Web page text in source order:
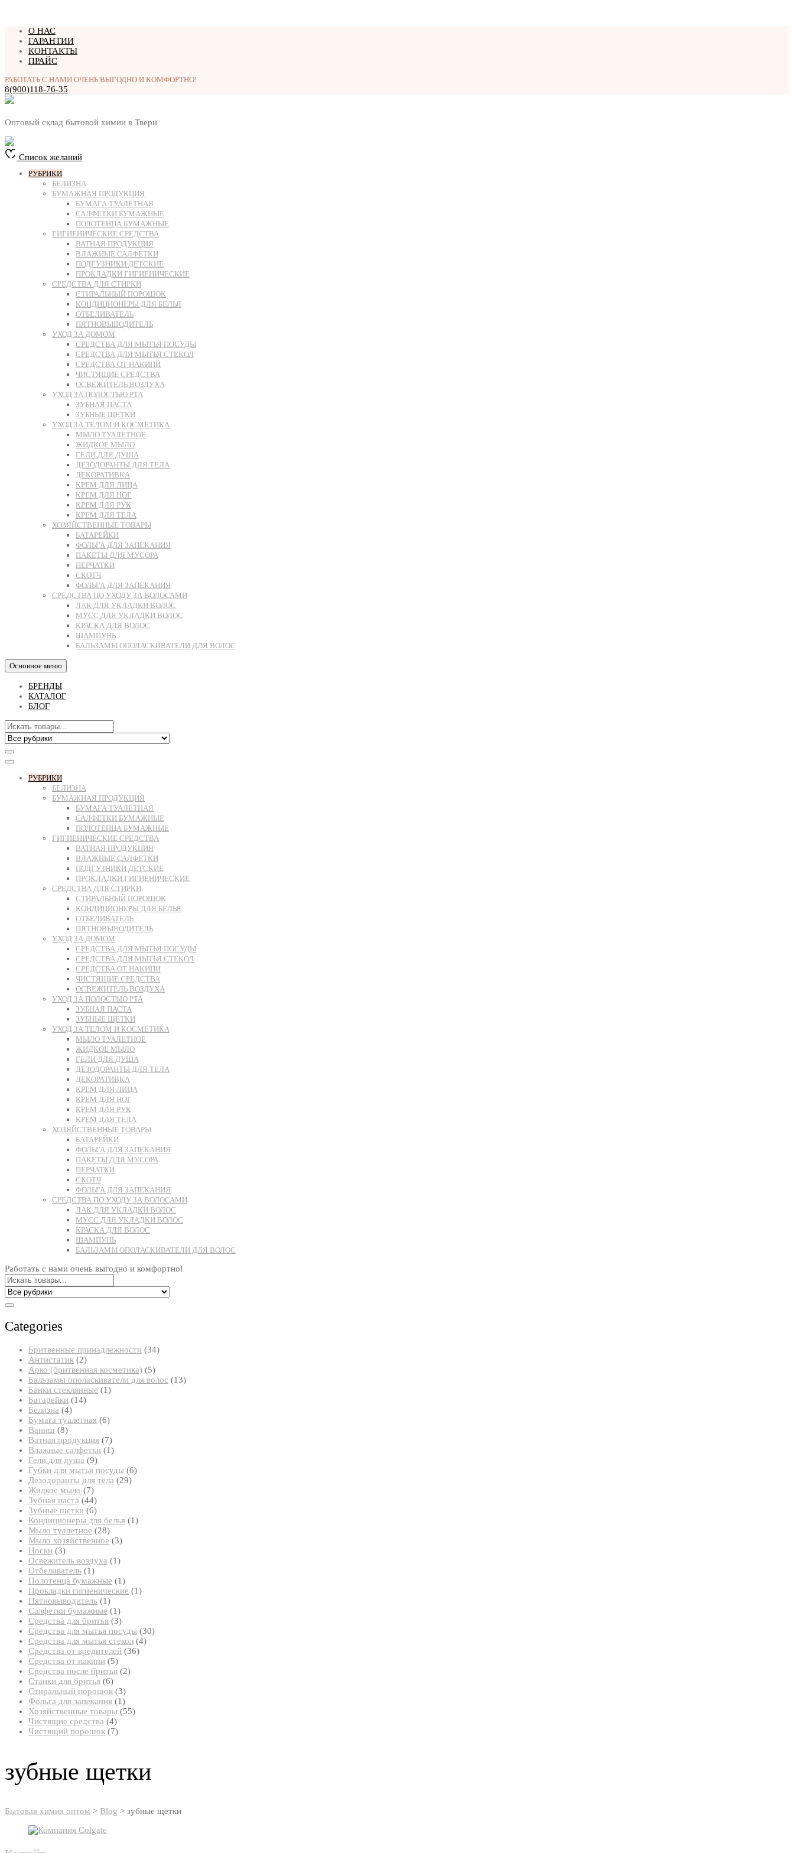
Перейти
содержимому
О НАС
ГАРАНТИИ
КОНТАКТЫ
ПРАЙС
РАБОТАТЬ С НАМИ ОЧЕНЬ ВЫГОДНО И КОМФОРТНО!
8(900)118-76-35
Оптовый склад бытовой химии в Твери
Список желаний
РУБРИКИ
БЕЛИЗНА
БУМАЖНАЯ ПРОДУКЦИЯ
БУМАГА ТУАЛЕТНАЯ
САЛФЕТКИ БУМАЖНЫЕ
ПОЛОТЕНЦА БУМАЖНЫЕ
ГИГИЕНИЧЕСКИЕ СРЕДСТВА
ВАТНАЯ ПРОДУКЦИЯ
ВЛАЖНЫЕ САЛФЕТКИ
ПОДГУЗНИКИ ДЕТСКИЕ
ПРОКЛАДКИ ГИГИЕНИЧЕСКИЕ
СРЕДСТВА ДЛЯ СТИРКИ
СТИРАЛЬНЫЙ ПОРОШОК
КОНДИЦИОНЕРЫ ДЛЯ БЕЛЬЯ
ОТБЕЛИВАТЕЛЬ
ПЯТНОВЫВОДИТЕЛЬ
УХОД ЗА ДОМОМ
СРЕДСТВА ДЛЯ МЫТЬЯ ПОСУДЫ
СРЕДСТВА ДЛЯ МЫТЬЯ СТЕКОЛ
СРЕДСТВА ОТ НАКИПИ
ЧИСТЯЩИЕ СРЕДСТВА
ОСВЕЖИТЕЛЬ ВОЗДУХА
УХОД ЗА ПОЛОСТЬЮ РТА
ЗУБНАЯ ПАСТА
ЗУБНЫЕ ЩЕТКИ
УХОД ЗА ТЕЛОМ И КОСМЕТИКА
МЫЛО ТУАЛЕТНОЕ
ЖИДКОЕ МЫЛО
ГЕЛИ ДЛЯ ДУША
ДЕЗОДОРАНТЫ ДЛЯ ТЕЛА
ДЕКОРАТИВКА
КРЕМ ДЛЯ ЛИЦА
КРЕМ ДЛЯ НОГ
КРЕМ ДЛЯ РУК
КРЕМ ДЛЯ ТЕЛА
ХОЗЯЙСТВЕННЫЕ ТОВАРЫ
БАТАРЕЙКИ
ФОЛЬГА ДЛЯ ЗАПЕКАНИЯ
ПАКЕТЫ ДЛЯ МУСОРА
ПЕРЧАТКИ
СКОТЧ
ФОЛЬГА ДЛЯ ЗАПЕКАНИЯ
СРЕДСТВА ПО УХОДУ ЗА ВОЛОСАМИ
ЛАК ДЛЯ УКЛАДКИ ВОЛОС
МУСС ДЛЯ УКЛАДКИ ВОЛОС
КРАСКА ДЛЯ ВОЛОС
ШАМПУНЬ
БАЛЬЗАМЫ ОПОЛАСКИВАТЕЛИ ДЛЯ ВОЛОС
Основное меню
БРЕНДЫ
КАТАЛОГ
БЛОГ
РУБРИКИ
БЕЛИЗНА
БУМАЖНАЯ ПРОДУКЦИЯ
БУМАГА ТУАЛЕТНАЯ
САЛФЕТКИ БУМАЖНЫЕ
ПОЛОТЕНЦА БУМАЖНЫЕ
ГИГИЕНИЧЕСКИЕ СРЕДСТВА
ВАТНАЯ ПРОДУКЦИЯ
ВЛАЖНЫЕ САЛФЕТКИ
ПОДГУЗНИКИ ДЕТСКИЕ
ПРОКЛАДКИ ГИГИЕНИЧЕСКИЕ
СРЕДСТВА ДЛЯ СТИРКИ
СТИРАЛЬНЫЙ ПОРОШОК
КОНДИЦИОНЕРЫ ДЛЯ БЕЛЬЯ
ОТБЕЛИВАТЕЛЬ
ПЯТНОВЫВОДИТЕЛЬ
УХОД ЗА ДОМОМ
СРЕДСТВА ДЛЯ МЫТЬЯ ПОСУДЫ
СРЕДСТВА ДЛЯ МЫТЬЯ СТЕКОЛ
СРЕДСТВА ОТ НАКИПИ
ЧИСТЯЩИЕ СРЕДСТВА
ОСВЕЖИТЕЛЬ ВОЗДУХА
УХОД ЗА ПОЛОСТЬЮ РТА
ЗУБНАЯ ПАСТА
ЗУБНЫЕ ЩЕТКИ
УХОД ЗА ТЕЛОМ И КОСМЕТИКА
МЫЛО ТУАЛЕТНОЕ
ЖИДКОЕ МЫЛО
ГЕЛИ ДЛЯ ДУША
ДЕЗОДОРАНТЫ ДЛЯ ТЕЛА
ДЕКОРАТИВКА
КРЕМ ДЛЯ ЛИЦА
КРЕМ ДЛЯ НОГ
КРЕМ ДЛЯ РУК
КРЕМ ДЛЯ ТЕЛА
ХОЗЯЙСТВЕННЫЕ ТОВАРЫ
БАТАРЕЙКИ
ФОЛЬГА ДЛЯ ЗАПЕКАНИЯ
ПАКЕТЫ ДЛЯ МУСОРА
ПЕРЧАТКИ
СКОТЧ
ФОЛЬГА ДЛЯ ЗАПЕКАНИЯ
СРЕДСТВА ПО УХОДУ ЗА ВОЛОСАМИ
ЛАК ДЛЯ УКЛАДКИ ВОЛОС
МУСС ДЛЯ УКЛАДКИ ВОЛОС
КРАСКА ДЛЯ ВОЛОС
ШАМПУНЬ
БАЛЬЗАМЫ ОПОЛАСКИВАТЕЛИ ДЛЯ ВОЛОС
Работать с нами очень выгодно и комфортно!
Categories
Бритвенные принадлежности 3434
Антистатик 22
товара
Арко (бритвенная косметика) 55
товаров
Бальзамы ополаскиватели для волос 1313
Банки стеклянные 11
Батарейки 1414
Белизна 44
товара
Бумага туалетная 66
Ваниш 88
товаров
Ватная продукция 77
товаров
Влажные салфетки 11
Гели для душа 99
товаров
Губки для мытья посуды 66
Дезодоранты для тела 2929
Жидкое мыло 77
товаров
Зубная паста 4444
товара
Зубные щетки 66
товаров
Кондиционеры для белья 11
Мыло туалетное 2828
товаров
Мыло хозяйственное 33
Носки 33
товара
Освежитель воздуха 11
Отбеливатель 11
товар
Полотенца бумажные 11
товар
Прокладки гигиенические 11
Пятновыводитель 11
товар
Салфетки бумажные 11
товар
Средства для бритья 33
товара
Средства для мытья посуды 3030
Средства для мытья стекол 44
Средства от вредителей 3636
Средства от накипи 55
товаров
Средства после бритья 22
Станки для бритья 66
товаров
Стиральный порошок 33
товара
Фольга для запекания 11
товар
Хозяйственные товары 5555
Чистящие средства 44
товара
Чистящий порошок 77
зубные щетки
Бытовая химия оптом > Blog > зубные щетки